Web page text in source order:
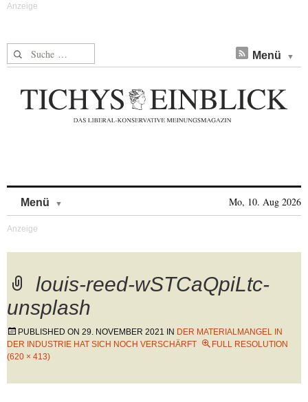
Suche nach: Menü
Menü Mo, 10. Aug 2026
louis-reed-wSTCaQpiLtc-
unsplash
PUBLISHED ON 29. NOVEMBER 2021 IN DER MATERIALMANGEL IN
DER INDUSTRIE HAT SICH NOCH VERSCHÄRFT
FULL RESOLUTION
(620 × 413)